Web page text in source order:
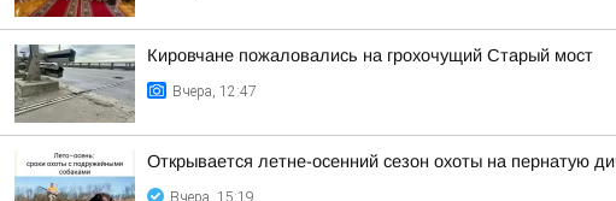
Кировчане пожаловались на грохочущий Старый мост
Вчера, 12:47
Открывается летне-осенний сезон охоты на пернатую
Вчера, 15:19